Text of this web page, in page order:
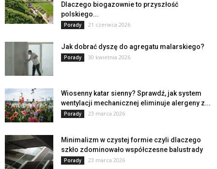
Dlaczego biogazownie to przyszłość
polskiego...
Porady 21 czerwca 2026
Jak dobrać dyszę do agregatu malarskiego?
Porady 30 kwietnia 2026
Wiosenny katar sienny? Sprawdź, jak system
wentylacji mechanicznej eliminuje alergeny z...
Porady 23 marca 2026
Minimalizm w czystej formie czyli dlaczego
szkło zdominowało współczesne balustrady
Porady 23 marca 2026